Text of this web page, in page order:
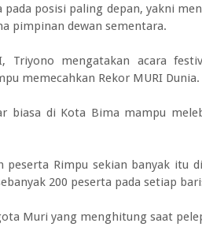
pada posisi paling depan, yakni
pimpinan dewan sementara.
Triyono mengatakan acara
memecahkan Rekor MURI Dunia.
biasa di Kota Bima mampu
peserta Rimpu sekian banyak itu
200 peserta pada setiap
Muri yang menghitung saat